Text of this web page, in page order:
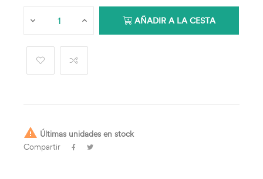
AÑADIR A LA CESTA
 Últimas unidades en stock
Compartir